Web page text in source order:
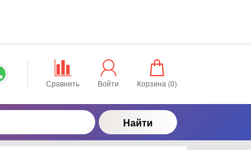
Сравнить Войти Корзина (0)
Найти